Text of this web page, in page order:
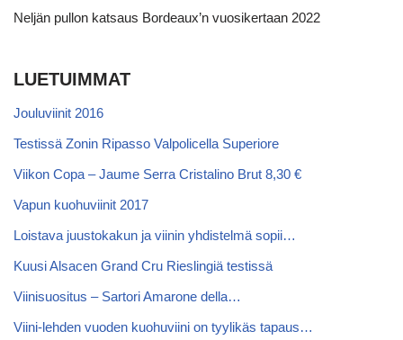
Neljän pullon katsaus Bordeaux’n vuosikertaan 2022
LUETUIMMAT
Jouluviinit 2016
Testissä Zonin Ripasso Valpolicella Superiore
Viikon Copa – Jaume Serra Cristalino Brut 8,30 €
Vapun kuohuviinit 2017
Loistava juustokakun ja viinin yhdistelmä sopii…
Kuusi Alsacen Grand Cru Rieslingiä testissä
Viinisuositus – Sartori Amarone della…
Viini-lehden vuoden kuohuviini on tyylikäs tapaus…